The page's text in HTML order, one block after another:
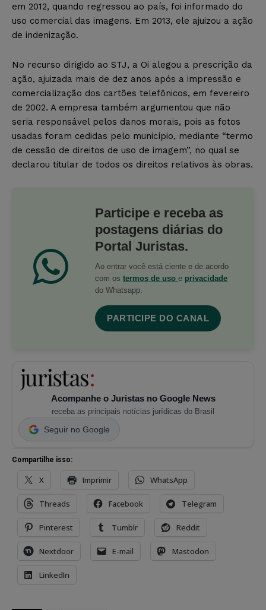
em 2012, quando regressou ao país, foi informado do
uso comercial das imagens. Em 2013, ele ajuizou a ação
de indenização.
No recurso dirigido ao STJ, a Oi alegou a prescrição da
ação, ajuizada mais de dez anos após a impressão e
comercialização dos cartões telefônicos, em fevereiro
de 2002. A empresa também argumentou que não
seria responsável pelos danos morais, pois as fotos
usadas foram cedidas pelo município, mediante “termo
de cessão de direitos de uso de imagem”, no qual se
declarou titular de todos os direitos relativos às obras.
Participe e receba as
postagens diárias do
Portal Juristas.
Ao entrar você está ciente e de acordo
com os termos de uso e privacidade
do Whatsapp.
PARTICIPE DO CANAL
Acompanhe o Juristas no Google News
receba as principais notícias jurídicas do Brasil
Seguir no Google
Compartilhe isso:
X Imprimir WhatsApp
Threads Facebook Telegram
Pinterest Tumblr Reddit
Nextdoor E-mail Mastodon
LinkedIn